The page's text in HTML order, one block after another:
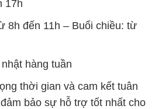
17h
8h đến 11h – Buổi chiều: từ
hàng tuần
thời gian và cam kết tuân
bảo sự hỗ trợ tốt nhất cho